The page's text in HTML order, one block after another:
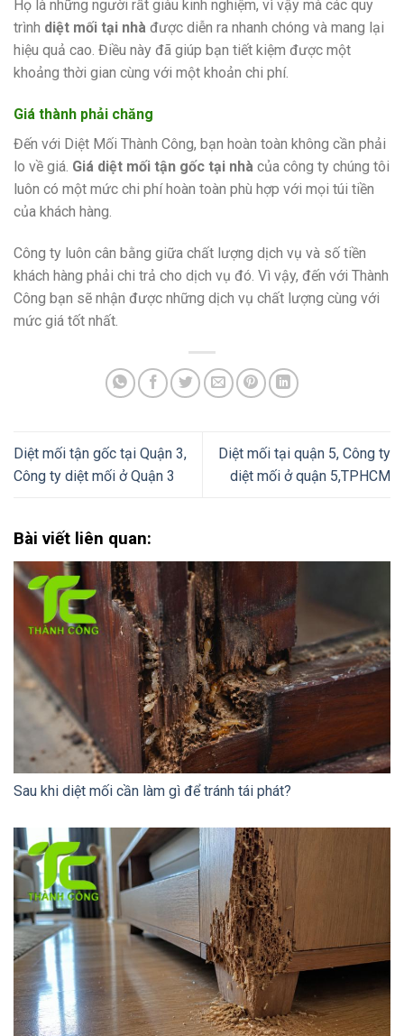
Họ là những người rất giàu kinh nghiệm, vì vậy mà các quy
trình diệt mối tại nhà được diễn ra nhanh chóng và mang lại
hiệu quả cao. Điều này đã giúp bạn tiết kiệm được một
khoảng thời gian cùng với một khoản chi phí.
Giá thành phải chăng
Đến với Diệt Mối Thành Công, bạn hoàn toàn không cần phải
lo về giá. Giá diệt mối tận gốc tại nhà của công ty chúng tôi
luôn có một mức chi phí hoàn toàn phù hợp với mọi túi tiền
của khách hàng.
Công ty luôn cân bằng giữa chất lượng dịch vụ và số tiền
khách hàng phải chi trả cho dịch vụ đó. Vì vậy, đến với Thành
Công bạn sẽ nhận được những dịch vụ chất lượng cùng với
mức giá tốt nhất.
Diệt mối tận gốc tại Quận 3,
Công ty diệt mối ở Quận 3
Diệt mối tại quận 5, Công ty
diệt mối ở quận 5,TPHCM
Bài viết liên quan:
Sau khi diệt mối cần làm gì để tránh tái phát?